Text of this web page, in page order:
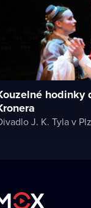
hodinky
J. K. Tyla v